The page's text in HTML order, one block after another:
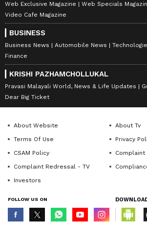
Web Exclusive Magazine
Web Specials
Video Cafe Magazine
BUSINESS
Business News Automobile News
Finance
KRISHI PAZHAMCHOLLUKAL
Pravasi Malayali World, News & Life Updates
Dear Big Ticket
About Website
About Tv
Terms Of Use
Privacy
CSAM Policy
Complaint
Complaint Redressal - TV
Investors
FOLLOW US ON